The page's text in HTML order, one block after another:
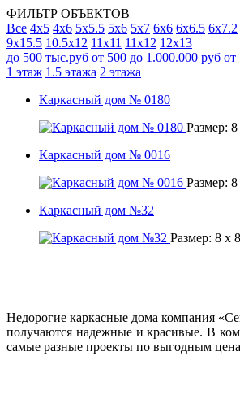
ФИЛЬТР ОБЪЕКТОВ
Все 4х5 4х6 5х5.5 5х6 5х7 6х6 6х6.5 6х7.2
9х15.5 10.5х12 11х11 11х12 12х13
до 500 тыс.руб от 500 до 1.000.000 руб от
1 этаж 1.5 этажа 2 этажа
Каркасный дом № 0180
Размер:
Каркасный дом № 0016
Размер:
Каркасный дом №32
Размер: 8 x
Недорогие каркасные дома компания
получаются надежные и красивые. В
самые разные проекты по выгодным